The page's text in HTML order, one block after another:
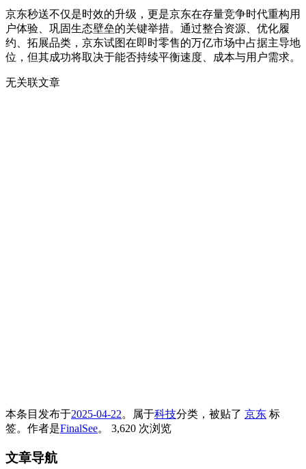
京东秒送不仅是时效的升级，更是京东在存量竞争时代重构用
户体验、巩固生态壁垒的关键举措。通过整合资源、优化履
约、拓展品类，京东试图在即时零售的万亿市场中占据主导地
位，但其成功将取决于能否持续平衡速度、成本与用户需求。
无关联文章
本条目发布于2025-04-22。属于科技分类，被贴了 京东 标
签。 作者是FinalSee。 3,620 次浏览
文章导航